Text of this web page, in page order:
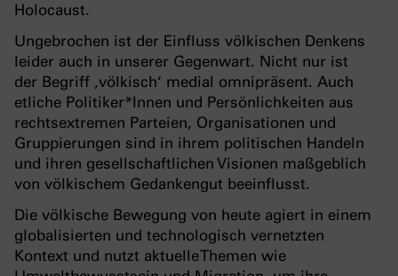
Holocaust.
Ungebrochen ist der Einfluss völkischen Denkens
leider auch in unserer Gegenwart. Nicht nur ist
der Begriff ‚völkisch‘ medial omnipräsent. Auch
etliche Politiker*Innen und Persönlichkeiten aus
rechtsextremen Parteien, Organisationen und
Gruppierungen sind in ihrem politischen Handeln
und ihren gesellschaftlichen Visionen maßgeblich
von völkischem Gedankengut beeinflusst.
Die völkische Bewegung von heute agiert in einem
globalisierten und technologisch vernetzten
Kontext und nutzt aktuelle Themen wie